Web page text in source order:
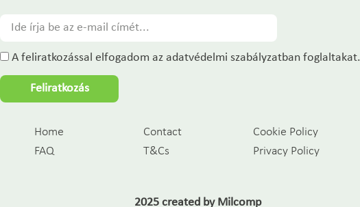
A feliratkozással elfogadom az adatvédelmi szabályzatban foglaltakat.
Feliratkozás
Home Contact
Cookie Policy
FAQ
T&Cs Privacy Policy
2025 created by Milcomp